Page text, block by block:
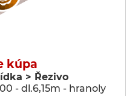
kúpa
> Řezivo
- dl.6,15m - hranoly